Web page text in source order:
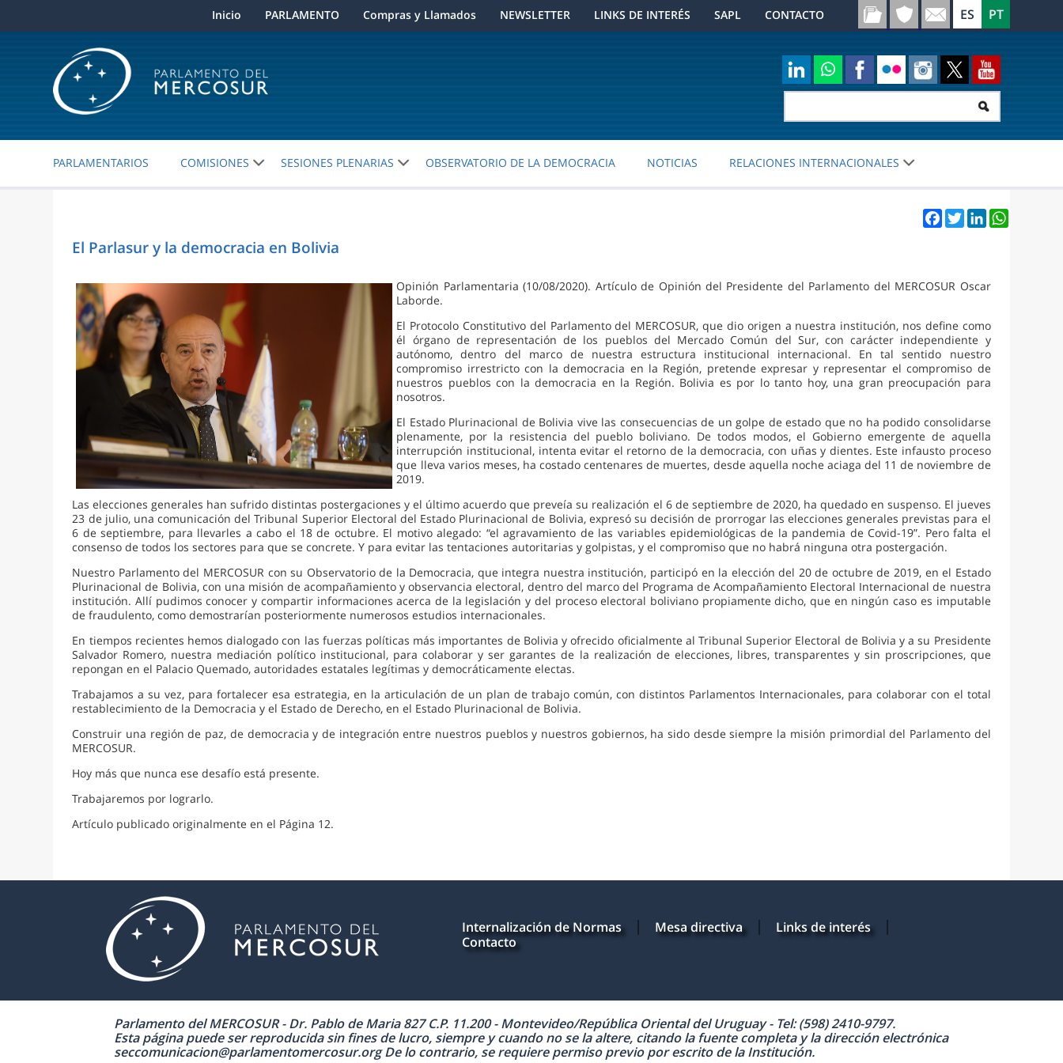
Inicio PARLAMENTO Compras y Llamados NEWSLETTER LINKS DE INTERÉS SAPL CONTACTO
PARLAMENTARIOS COMISIONES SESIONES PLENARIAS OBSERVATORIO DE LA DEMOCRACIA NOTICIAS RELACIONES INTERNACIONALES
Facebook
TwitterLinkedInWhatsApp
El Parlasur y la democracia en Bolivia
Opinión Parlamentaria (10/08/2020). Artículo de Opinión del Presidente del Parlamento del MERCOSUR Oscar
Laborde.
El Protocolo Constitutivo del Parlamento del MERCOSUR, que dio origen a nuestra institución, nos define como
él órgano de representación de los pueblos del Mercado Común del Sur, con carácter independiente y
autónomo, dentro del marco de nuestra estructura institucional internacional. En tal sentido nuestro
compromiso irrestricto con la democracia en la Región, pretende expresar y representar el compromiso de
nuestros pueblos con la democracia en la Región. Bolivia es por lo tanto hoy, una gran preocupación para
nosotros.
El Estado Plurinacional de Bolivia vive las consecuencias de un golpe de estado que no ha podido consolidarse
plenamente, por la resistencia del pueblo boliviano. De todos modos, el Gobierno emergente de aquella
interrupción institucional, intenta evitar el retorno de la democracia, con uñas y dientes. Este infausto proceso
que lleva varios meses, ha costado centenares de muertes, desde aquella noche aciaga del 11 de noviembre de
2019.
Las elecciones generales han sufrido distintas postergaciones y el último acuerdo que preveía su realización el 6 de septiembre de 2020, ha quedado en suspenso. El jueves
23 de julio, una comunicación del Tribunal Superior Electoral del Estado Plurinacional de Bolivia, expresó su decisión de prorrogar las elecciones generales previstas para el
6 de septiembre, para llevarles a cabo el 18 de octubre. El motivo alegado: “el agravamiento de las variables epidemiológicas de la pandemia de Covid-19”. Pero falta el
consenso de todos los sectores para que se concrete. Y para evitar las tentaciones autoritarias y golpistas, y el compromiso que no habrá ninguna otra postergación.
Nuestro Parlamento del MERCOSUR con su Observatorio de la Democracia, que integra nuestra institución, participó en la elección del 20 de octubre de 2019, en el Estado
Plurinacional de Bolivia, con una misión de acompañamiento y observancia electoral, dentro del marco del Programa de Acompañamiento Electoral Internacional de nuestra
institución. Allí pudimos conocer y compartir informaciones acerca de la legislación y del proceso electoral boliviano propiamente dicho, que en ningún caso es imputable
de fraudulento, como demostrarían posteriormente numerosos estudios internacionales.
En tiempos recientes hemos dialogado con las fuerzas políticas más importantes de Bolivia y ofrecido oficialmente al Tribunal Superior Electoral de Bolivia y a su Presidente
Salvador Romero, nuestra mediación político institucional, para colaborar y ser garantes de la realización de elecciones, libres, transparentes y sin proscripciones, que
repongan en el Palacio Quemado, autoridades estatales legítimas y democráticamente electas.
Trabajamos a su vez, para fortalecer esa estrategia, en la articulación de un plan de trabajo común, con distintos Parlamentos Internacionales, para colaborar con el total
restablecimiento de la Democracia y el Estado de Derecho, en el Estado Plurinacional de Bolivia.
Construir una región de paz, de democracia y de integración entre nuestros pueblos y nuestros gobiernos, ha sido desde siempre la misión primordial del Parlamento del
MERCOSUR.
Hoy más que nunca ese desafío está presente.
Trabajaremos por lograrlo.
Artículo publicado originalmente en el Página 12.
Internalización de Normas Mesa directiva
Links de interés
Contacto
Parlamento del MERCOSUR - Dr. Pablo de Maria 827 C.P. 11.200 - Montevideo/República Oriental del Uruguay - Tel: (598) 2410-9797.
Esta página puede ser reproducida sin fines de lucro, siempre y cuando no se la altere, citando la fuente completa y la dirección electrónica
seccomunicacion@parlamentomercosur.org De lo contrario, se requiere permiso previo por escrito de la Institución.